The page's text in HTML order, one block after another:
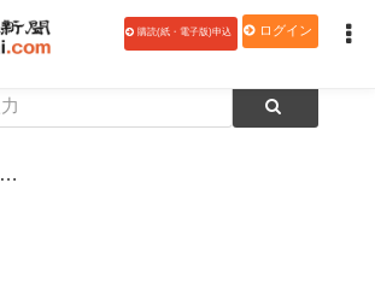
購読(紙・電子版)申込 ログイン
【無料オンラインセミナー 7月2日13時～】夏のピ